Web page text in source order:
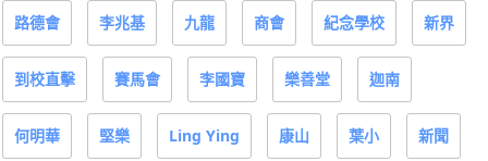
路德會 李兆基 九龍 商會 紀念學校 新界
到校直擊 賽馬會 李國寶 樂善堂 迦南
何明華 堅樂 Ling Ying 康山 葉小 新聞